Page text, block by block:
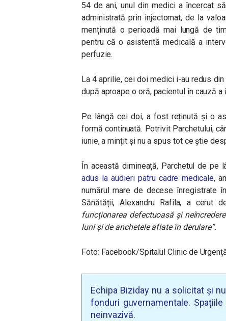
54 de ani, unul din medici a încercat
administrată prin injectomat, de la
menținută o perioadă mai lungă de
pentru că o asistentă medicală a
perfuzie.
La 4 aprilie, cei doi medici i-au redus
după aproape o oră, pacientul în cauză
Pe lângă cei doi, a fost reținută și o
formă continuată. Potrivit Parchetului,
iunie, a mințit și nu a spus tot ce știe
În această dimineață, Parchetul de pe
adus la audieri patru cadre medicale,
numărul mare de decese înregistrate
Sănătății, Alexandru Rafila, a cerut
funcționarea defectuoasă și
luni și de anchetele aflate în derulare“.
Foto: Facebook/Spitalul Clinic de
Echipa Biziday nu a solicitat și
fonduri guvernamentale.
neinvazivă.